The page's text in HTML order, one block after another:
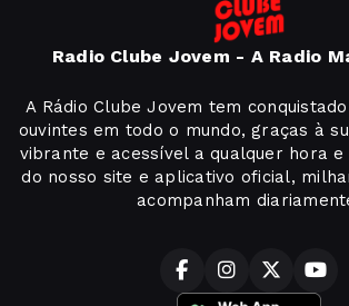
Radio Clube Jovem - A Radio
A Rádio Clube Jovem tem
ouvintes em todo o mundo, graças à
vibrante e acessível a qualquer hora e
do nosso site e aplicativo oficial,
acompanham